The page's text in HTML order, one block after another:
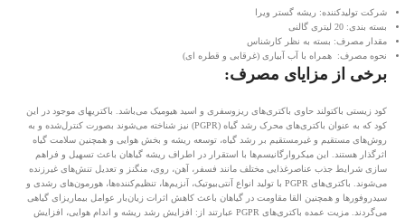
شرکت تولیدکننده: ریشه گستر ویرا
بسته بندی: 20 لیتری گالنی
مقدار مصرف: بسته به نظر کارشناس
نحوه مصرف: همراه با آب آبیاری (غرقابی و قطره ای)
برخی از مزایای مصرف:
کود زیستی باکتولند حاوی باکتری‌های ریزوسفری و اسید هیومیک می‌باشد. باکتریهای موجود در این
کود که به عنوان باکتری‌های محرک رشد گیاه (PGPR) نیز شناخته می‌شوند بصورت کنترل‌شده و به
روش‌های مستقیم و غیرمستقیم بر رشد گیاه، توسعه ریشه و بخش هوایی و همچنین سلامت گیاه
اثرگذار هستند. این میکروارگانیسم‌ها با استقرار در اطراف ریشه گیاهان باعث تسهیل و فراهم
سازی شرایط جذب عناصرغذایی مختلف مانند فسفر، آهن، روی، منگنز و تعدیل تنش‌های غیرزنده
می‌شوند. باکتری‌های PGPR با تولید انواع آنتی‌بیوتیک، آنزیم‌ها، تنظیم‌کننده‌ها، هورمون‌های رشدی و
سیدروفورها و همچنین القا مقاومت در گیاهان باعث کاهش اثرات زیان‌بار عوامل بیماریزای گیاهی
می‌گردند. مزیت عمده باکتری‌های PGPR عبارتند از: افزایش رشد ریشه و اندام‌ هوایی، افزایش